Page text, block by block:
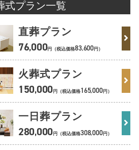
式プラン一覧
直葬プラン
76,000円（税込価格83,600円）
火葬式プラン
150,000円（税込価格165,000円）
一日葬プラン
280,000円（税込価格308,000円）